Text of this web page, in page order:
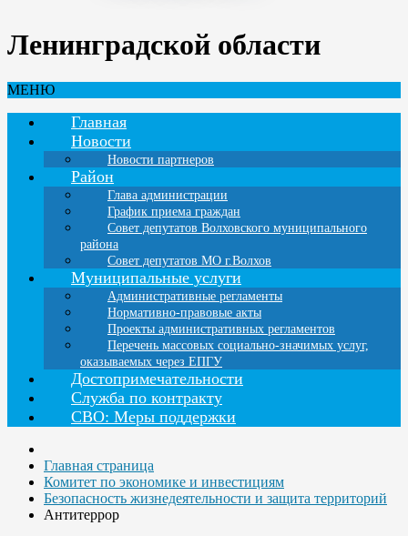
Ленинградской области
МЕНЮ
Главная
Новости
Новости партнеров
Район
Глава администрации
График приема граждан
Совет депутатов Волховского муниципального
района
Совет депутатов МО г.Волхов
Муниципальные услуги
Административные регламенты
Нормативно-правовые акты
Проекты административных регламентов
Перечень массовых социально-значимых услуг,
оказываемых через ЕПГУ
Достопримечательности
Служба по контракту
СВО: Меры поддержки
Главная страница
Комитет по экономике и инвестициям
Безопасность жизнедеятельности и защита территорий
Антитеррор